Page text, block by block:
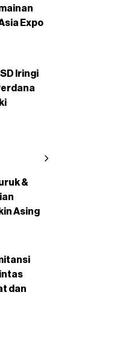
Expo
Iringi
&
Asing
dan